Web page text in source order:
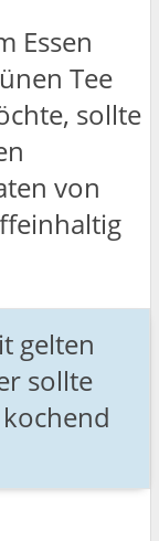
Essen
Tee
sollte
von
gelten
sollte